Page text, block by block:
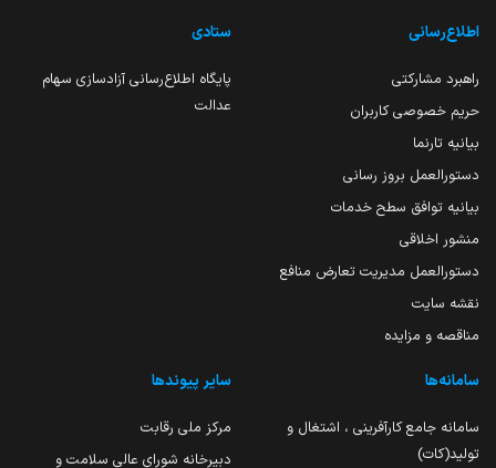
اطلاع‌رسانی
راهبرد مشارکتی
حریم خصوصی کاربران
بیانیه تارنما
دستورالعمل بروز رسانی
بیانیه توافق سطح خدمات
منشور اخلاقی
دستورالعمل مدیریت تعارض منافع
نقشه سایت
مناقصه و مزایده
ستادی
پایگاه اطلاع‌رسانی آزادسازی سهام
عدالت
سامانه‌ها
سامانه جامع کارآفرینی ، اشتغال و
تولید(کات)
سایر پیوندها
مرکز ملی رقابت
دبیرخانه شورای عالی سلامت و